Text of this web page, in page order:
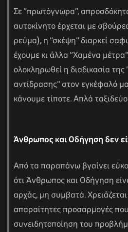
Σε “πρωτόγνωρα”,
αυτοκίνητο έρχεται με
ρεύμα), η “σκέψη” διαρκεί
έχουμε κι άλλα “Χαμένα
ολοκληρωθεί η διαδικασία της
αντίδρασης” στον εγκέφαλό
κάνουμε τίποτε. Απλά
Άνθρωπος και Οδήγηση δεν
Από τα παραπάνω βγαίνει
ότι Άνθρωπος και Οδήγηση
αρχάς, μη συμβατά.
απαραίτητες προσαρμογές
συνειδητοποίηση του